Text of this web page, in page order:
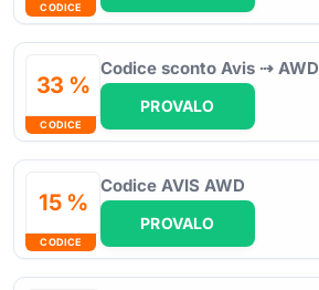
CODICE
33 %
CODICE
Codice sconto Avis ⇢ AWD
PROVALO
15 %
CODICE
Codice AVIS AWD
PROVALO